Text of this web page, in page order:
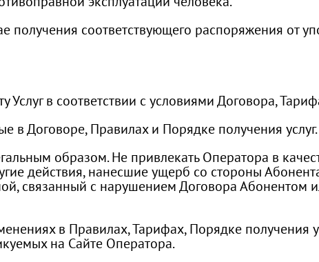
получения соответствующего распоряжения от
в соответствии с условиями Договора,
в Договоре, Правилах и Порядке получения услуг.
образом. Не привлекать Оператора в
действия, нанесшие ущерб со стороны
связанный с нарушением Договора Абонентом
в Правилах, Тарифах, Порядке получения
на Сайте Оператора.